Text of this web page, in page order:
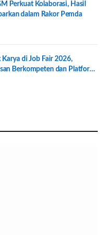
Perkuat Kolaborasi, Hasil
dalam Rakor Pemda
Karya di Job Fair 2026,
Berkompeten dan Platform